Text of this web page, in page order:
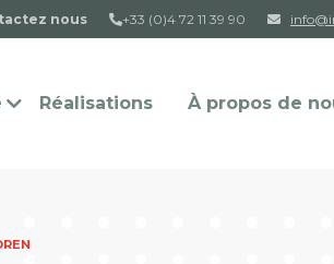
nous +33 (0)4 72 11 39 90
Réalisations À propos de